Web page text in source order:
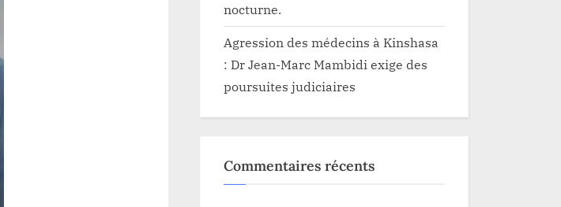
nocturne.
Agression des médecins à Kinshasa
: Dr Jean-Marc Mambidi exige des
poursuites judiciaires
Commentaires récents